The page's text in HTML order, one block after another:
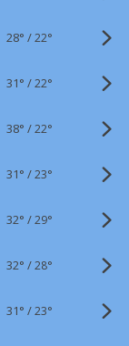
28° /22°
31° /22°
38° /22°
31° /23°
32° /29°
32° /28°
31° /23°